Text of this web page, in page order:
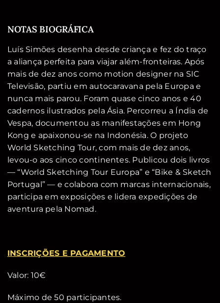
NOTAS BIOGRÁFICA
Luís Simões desenha desde criança e fez do traço
a aliança perfeita para viajar além-fronteiras. Após
mais de dez anos como motion designer na SIC
Televisão, partiu em autocaravana pela Europa e
nunca mais parou. Foram quase cinco anos e 40
cadernos ilustrados pela Ásia. Percorreu a Índia de
Vespa, documentou as manifestações em Hong
Kong e apaixonou-se na Indonésia. O projeto
World Sketching Tour, com mais de dez anos,
levou-o aos cinco continentes. Publicou dois livros
— “World Sketching Tour Europa” e “Bike & Sketch
Portugal” — e colabora com marcas internacionais,
participa em exposições e lidera expedições de
aventura pela Nomad.
INSCRIÇÕES E PAGAMENTO
Valor: 10€
Máximo de 50 participantes.